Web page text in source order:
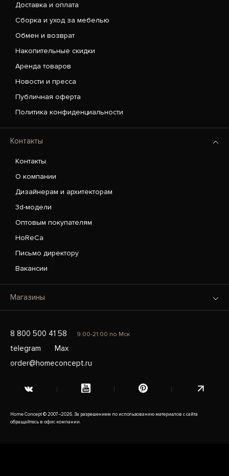
Доставка и оплата
Сборка и уход за мебелью
Обмен и возврат
Накопительные скидки
Аренда товаров
Новости и пресса
Публичная оферта
Политика конфиденциальности
Контакты
Контакты
О компании
Дизайнерам и архитекторам
3d-модели
Оптовым покупателям
HoReCa
Письмо директору
Вакансии
Магазины
8 800 500 41 58 9:00-21:00 по Мск
telegram
Max
order@homeconcept.ru
Home Concept © 2007–2026. За разрешением по использованию материалов с сайта
обращайтесь в офис компании.